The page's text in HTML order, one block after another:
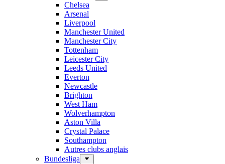
Chelsea
Arsenal
Liverpool
Manchester United
Manchester City
Tottenham
Leicester City
Leeds United
Everton
Newcastle
Brighton
West Ham
Wolverhampton
Aston Villa
Crystal Palace
Southampton
Autres clubs anglais
Bundesliga